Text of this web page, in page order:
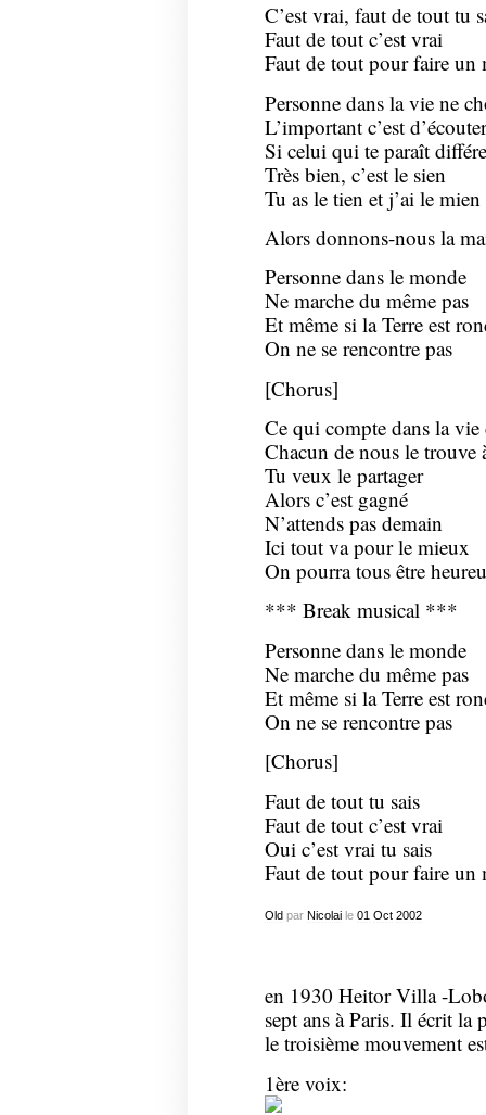
C’est vrai, faut de tout tu
Faut de tout c’est vrai
Faut de tout pour faire un
Personne dans la vie ne
L’important c’est
Si celui qui te paraît
Très bien, c’est le sien
Tu as le tien et j’ai le
Alors donnons-nous la
Personne dans le monde
Ne marche du même pas
Et même si la Terre est
On ne se rencontre pas
[Chorus]
Ce qui compte dans la vie
Chacun de nous le trouve
Tu veux le partager
Alors c’est gagné
N’attends pas demain
Ici tout va pour le mieux
On pourra tous être
*** Break musical ***
Personne dans le monde
Ne marche du même pas
Et même si la Terre est
On ne se rencontre pas
[Chorus]
Faut de tout tu sais
Faut de tout c’est vrai
Oui c’est vrai tu sais
Faut de tout pour faire un
Oldpar Nicolaile 01 Oct 2002
en 1930 Heitor Villa -
sept ans à Paris. Il écrit la
le troisième mouvement
1ère voix: